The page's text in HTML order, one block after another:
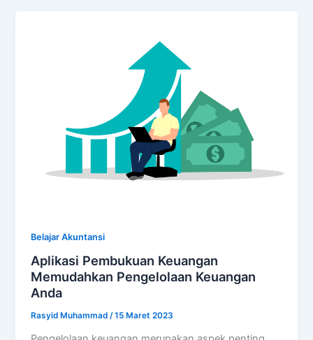
Belajar Akuntansi
Aplikasi Pembukuan Keuangan
Memudahkan Pengelolaan Keuangan
Anda
Rasyid Muhammad/15 Maret 2023